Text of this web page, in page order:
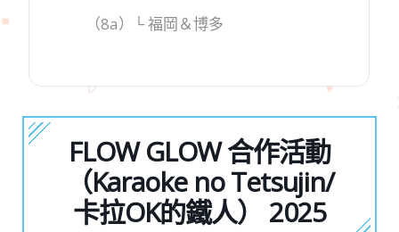
（8a）└ 福岡＆博多
FLOW GLOW 合作活動
（Karaoke no Tetsujin/
卡拉OK的鐵人） 2025